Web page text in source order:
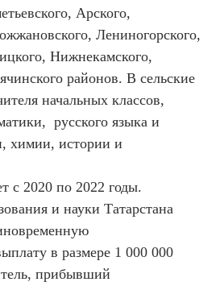
Арского,
Лениногорского,
Нижнекамского,
районов. В сельские
начальных классов,
русского языка и
химии, истории и
с 2020 по 2022 годы.
и науки Татарстана
в размере 1 000 000
прибывший